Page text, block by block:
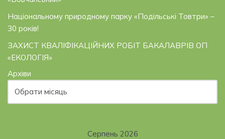
Національному природному парку «Подільські Товтри» –
30 років!
ЗАХИСТ КВАЛІФІКАЦІЙНИХ РОБІТ БАКАЛАВРІВ ОП
«ЕКОЛОГІЯ»
Архіви
Серпень 2026